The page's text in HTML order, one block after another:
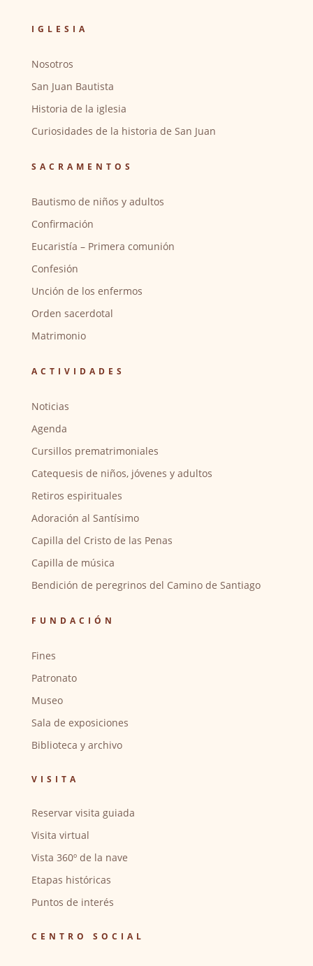
IGLESIA
Nosotros
San Juan Bautista
Historia de la iglesia
Curiosidades de la historia de San Juan
SACRAMENTOS
Bautismo de niños y adultos
Confirmación
Eucaristía – Primera comunión
Confesión
Unción de los enfermos
Orden sacerdotal
Matrimonio
ACTIVIDADES
Noticias
Agenda
Cursillos prematrimoniales
Catequesis de niños, jóvenes y adultos
Retiros espirituales
Adoración al Santísimo
Capilla del Cristo de las Penas
Capilla de música
Bendición de peregrinos del Camino de Santiago
FUNDACIÓN
Fines
Patronato
Museo
Sala de exposiciones
Biblioteca y archivo
VISITA
Reservar visita guiada
Visita virtual
Vista 360º de la nave
Etapas históricas
Puntos de interés
CENTRO SOCIAL